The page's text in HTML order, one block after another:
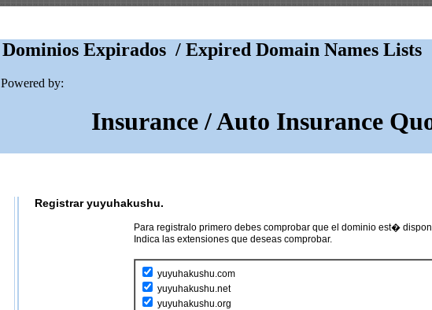
Dominios Expirados / Expired Domain Names Lists
Powered by:
Insurance / Auto Insurance
Registrar yuyuhakushu.
Para registralo primero debes comprobar que el dominio est�
Indica las extensiones que deseas comprobar.
yuyuhakushu.com
yuyuhakushu.net
yuyuhakushu.org